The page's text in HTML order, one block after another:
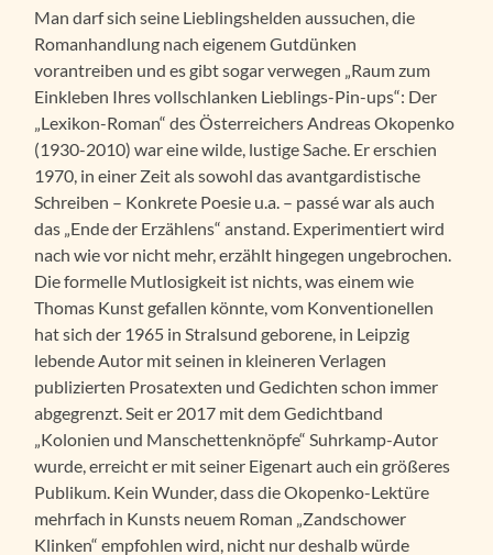
Man darf sich seine Lieblingshelden aussuchen, die
Romanhandlung nach eigenem Gutdünken
vorantreiben und es gibt sogar verwegen „Raum zum
Einkleben Ihres vollschlanken Lieblings-Pin-ups“: Der
„Lexikon-Roman“ des Österreichers Andreas Okopenko
(1930-2010) war eine wilde, lustige Sache. Er erschien
1970, in einer Zeit als sowohl das avantgardistische
Schreiben – Konkrete Poesie u.a. – passé war als auch
das „Ende der Erzählens“ anstand. Experimentiert wird
nach wie vor nicht mehr, erzählt hingegen ungebrochen.
Die formelle Mutlosigkeit ist nichts, was einem wie
Thomas Kunst gefallen könnte, vom Konventionellen
hat sich der 1965 in Stralsund geborene, in Leipzig
lebende Autor mit seinen in kleineren Verlagen
publizierten Prosatexten und Gedichten schon immer
abgegrenzt. Seit er 2017 mit dem Gedichtband
„Kolonien und Manschettenknöpfe“ Suhrkamp-Autor
wurde, erreicht er mit seiner Eigenart auch ein größeres
Publikum. Kein Wunder, dass die Okopenko-Lektüre
mehrfach in Kunsts neuem Roman „Zandschower
Klinken“ empfohlen wird, nicht nur deshalb würde